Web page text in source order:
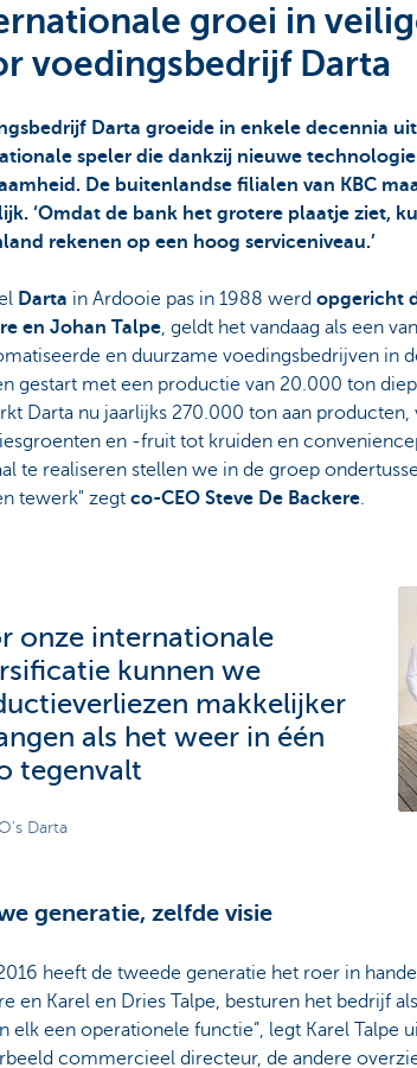
groei in
voedingsbedrijf Darta
Darta groeide in enkele decennia
speler die dankzij nieuwe
De buitenlandse filialen van KBC
‘Omdat de bank het grotere plaatje ziet,
rekenen op een hoog serviceniveau.’
Darta in Ardooie pas in 1988 werd opgericht
en Johan Talpe, geldt het vandaag als een
en duurzame voedingsbedrijven in
gestart met een productie van 20.000 ton
Darta nu jaarlijks 270.000 ton aan producten,
en -fruit tot kruiden en
te realiseren stellen we in de groep
tewerk" zegt co-CEO Steve De Backere.
onze internationale
kunnen we
makkelijker
als het weer in één
tegenvalt
Darta
generatie, zelfde visie
heeft de tweede generatie het roer in
en Karel en Dries Talpe, besturen het bedrijf
elk een operationele functie”, legt Karel Talpe
commercieel directeur, de andere